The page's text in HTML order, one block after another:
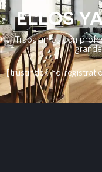
ELLOS
Trabajamos con
[trustindex no-